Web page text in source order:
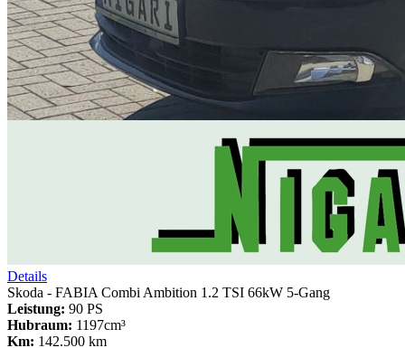
Details
Skoda - FABIA Combi Ambition 1.2 TSI 66kW 5-Gang
Leistung: 90 PS
Hubraum: 1197cm³
Km: 142.500 km